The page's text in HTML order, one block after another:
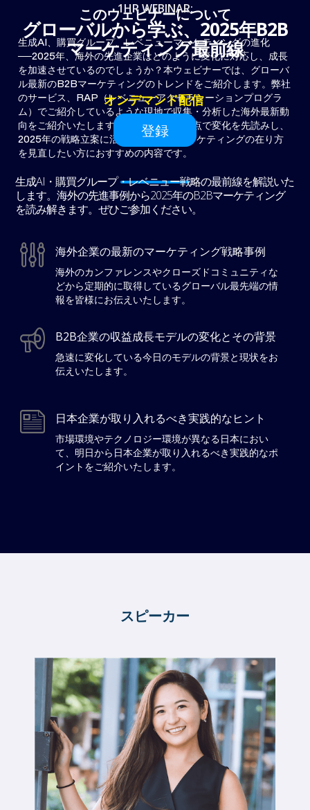
1HR WEBINAR:
グローバルから学ぶ、2025年B2B
マーケティング最前線
オンデマンド配信
登録
生成AI・購買グループ・レベニュー戦略の最前線を解説いた
します。海外の先進事例から2025年のB2Bマーケティング
を読み解きます。ぜひご参加ください。
このウェビナーについて
生成AI、購買グループ、レベニューマーケティングの進化
──2025年、海外の先進企業はどのように変化に対応し、成長
を加速させているのでしょうか？本ウェビナーでは、グローバ
ル最新のB2Bマーケティングのトレンドをご紹介します。弊社
のサービス、RAP（レベニューアクセラレーションプログラ
ム）でご紹介しているような現地で収集・分析した海外最新動
向をご紹介いたします。グローバルの視点で変化を先読みし、
2025年の戦略立案に活かしたい方、マーケティングの在り方
を見直したい方におすすめの内容です。
海外企業の最新のマーケティング戦略事例
海外のカンファレンスやクローズドコミュニティな
どから定期的に取得しているグローバル最先端の情
報を皆様にお伝えいたします。
B2B企業の収益成長モデルの変化とその背景
急速に変化している今日のモデルの背景と現状をお
伝えいたします。
日本企業が取り入れるべき実践的なヒント
市場環境やテクノロジー環境が異なる日本におい
て、明日から日本企業が取り入れるべき実践的なポ
イントをご紹介いたします。
スピーカー